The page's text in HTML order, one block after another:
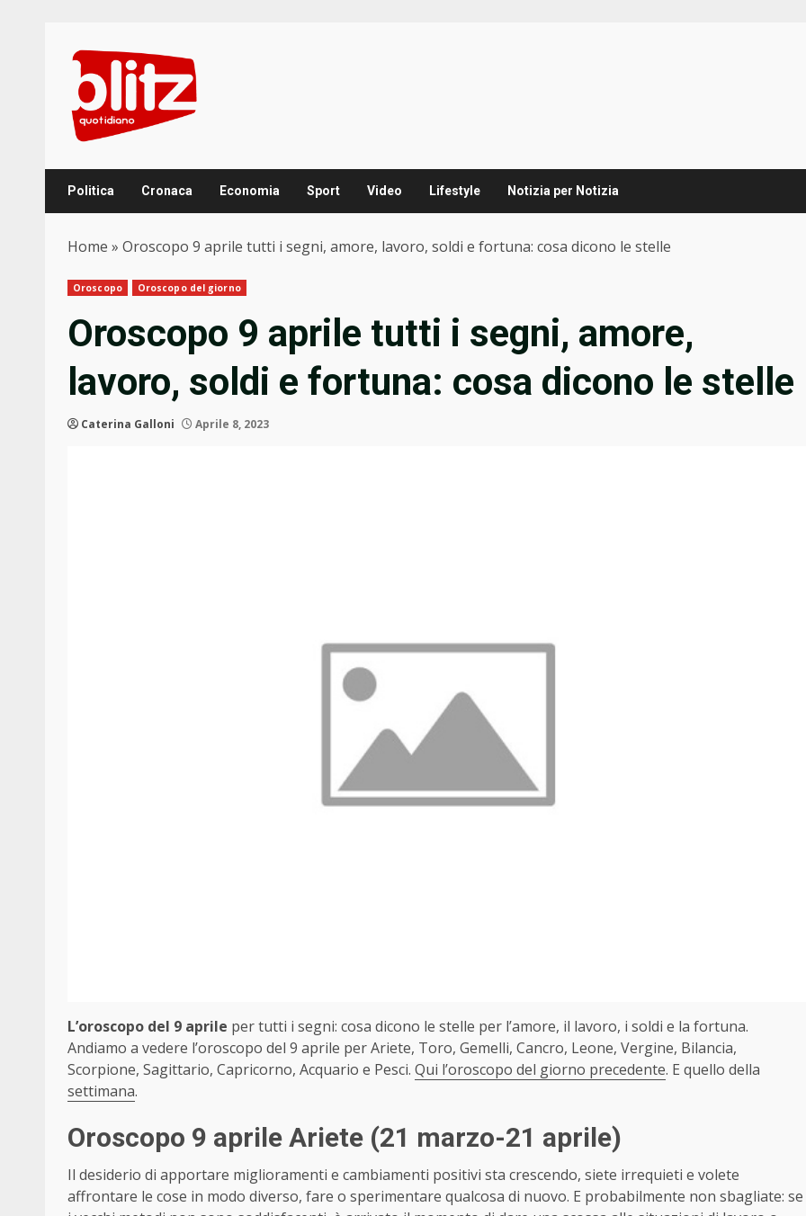
content
Politica Cronaca Economia Sport Video Lifestyle Notizia per Notizia
Home » Oroscopo 9 aprile tutti i segni, amore, lavoro, soldi e fortuna: cosa dicono le stelle
Oroscopo Oroscopo del giorno
Oroscopo 9 aprile tutti i segni, amore,
lavoro, soldi e fortuna: cosa dicono le stelle
Caterina Galloni Aprile 8, 2023
L’oroscopo del 9 aprile per tutti i segni: cosa dicono le stelle per l’amore, il lavoro, i soldi e la fortuna.
Andiamo a vedere l’oroscopo del 9 aprile per Ariete, Toro, Gemelli, Cancro, Leone, Vergine, Bilancia,
Scorpione, Sagittario, Capricorno, Acquario e Pesci. Qui l’oroscopo del giorno precedente. E quello della
settimana.
Oroscopo 9 aprile Ariete (21 marzo-21 aprile)
Il desiderio di apportare miglioramenti e cambiamenti positivi sta crescendo, siete irrequieti e volete
affrontare le cose in modo diverso, fare o sperimentare qualcosa di nuovo. E probabilmente non sbagliate: se